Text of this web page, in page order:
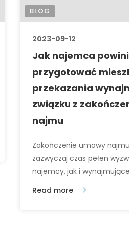
BLOG
2023-09-12
Jak najemca
przygotować
przekazania
związku z
najmu
Zakończenie umowy
zazwyczaj czas pełen
najemcy, jak i
przekazania mieszkania
Read more